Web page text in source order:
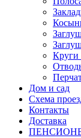
Круги
Дом и сад
Схема
Контакты
Доставка